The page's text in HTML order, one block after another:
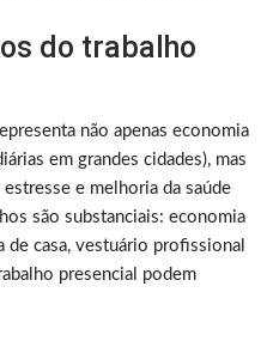
do trabalho
não apenas economia
em grandes cidades), mas
e melhoria da saúde
são substanciais: economia
casa, vestuário profissional
presencial podem